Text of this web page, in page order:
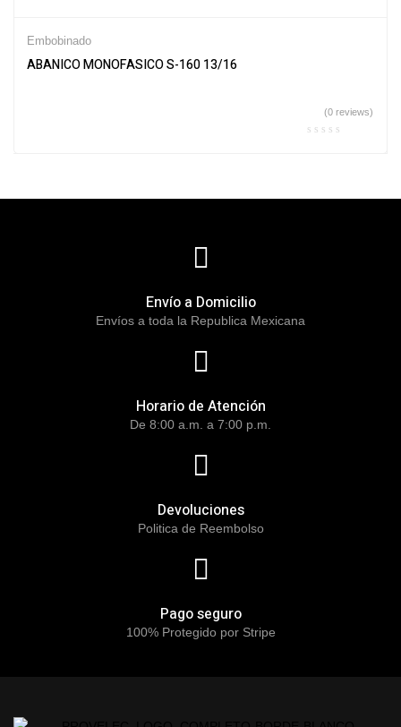
Embobinado
ABANICO MONOFASICO S-160 13/16
(0 reviews)
Envío a Domicilio
Envíos a toda la Republica Mexicana
Horario de Atención
De 8:00 a.m. a 7:00 p.m.
Devoluciones
Politica de Reembolso
Pago seguro
100% Protegido por Stripe